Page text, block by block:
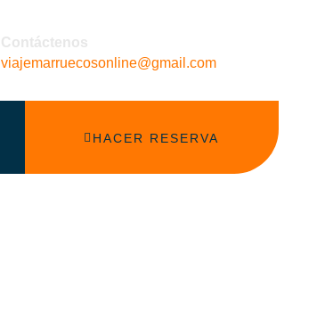
Contáctenos
viajemarruecosonline@gmail.com
HACER RESERVA